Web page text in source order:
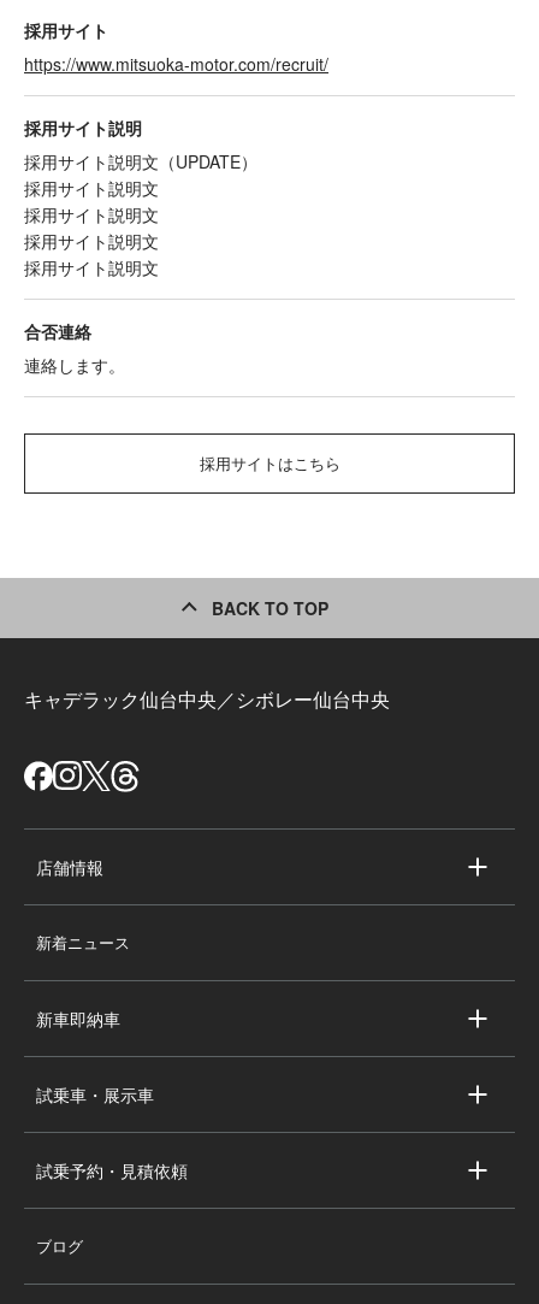
採用サイト
https://www.mitsuoka-motor.com/recruit/
採用サイト説明
採用サイト説明文（UPDATE）
採用サイト説明文
採用サイト説明文
採用サイト説明文
採用サイト説明文
合否連絡
連絡します。
採用サイトはこちら
BACK TO TOP
キャデラック仙台中央／シボレー仙台中央
店舗情報
スタッフ紹介
個人情報の取り扱い
新着ニュース
新車即納車
シボレー新車即納車
試乗車・展示車
シボレー試乗車・展示車
試乗予約・見積依頼
試乗予約
ブログ